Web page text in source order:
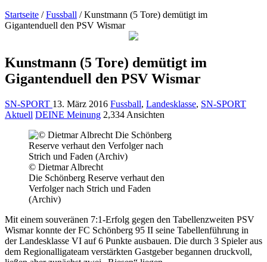
Startseite / Fussball / Kunstmann (5 Tore) demütigt im
Gigantenduell den PSV Wismar
Kunstmann (5 Tore) demütigt im
Gigantenduell den PSV Wismar
SN-SPORT 13. März 2016 Fussball, Landesklasse, SN-SPORT
Aktuell DEINE Meinung 2,334 Ansichten
© Dietmar Albrecht
Die Schönberg Reserve verhaut den
Verfolger nach Strich und Faden
(Archiv)
Mit einem souveränen 7:1-Erfolg gegen den Tabellenzweiten PSV
Wismar konnte der FC Schönberg 95 II seine Tabellenführung in
der Landesklasse VI auf 6 Punkte ausbauen. Die durch 3 Spieler aus
dem Regionalligateam verstärkten Gastgeber begannen druckvoll,